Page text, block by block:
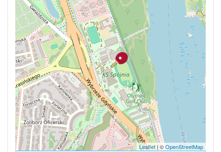
Leaflet | ©OpenStreetMap